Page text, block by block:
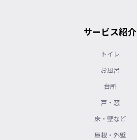
サービス紹介
トイレ
お風呂
台所
戸・窓
床・壁など
屋根・外壁